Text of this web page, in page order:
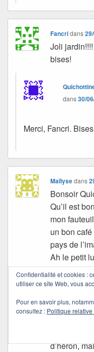
Fancridans
Joli jardin!!!!
bises!
dans30/
Merci, Fancri.
Maïlysedans
Bonsoir
Qu’il est
mon
un bon
pays de
Ah le petit
prénom
quand?
sauvé par
Tu nous
d’héron,
Confidentialité et cookies :
utiliser ce site Web, vous
Pour en savoir plus,
consultez : Politique